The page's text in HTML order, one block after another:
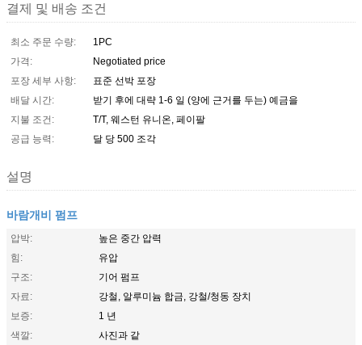
결제 및 배송 조건
최소 주문 수량:
1PC
가격:
Negotiated price
포장 세부 사항:
표준 선박 포장
배달 시간:
받기 후에 대략 1-6 일 (양에 근거를 두는) 예금을
지불 조건:
T/T, 웨스턴 유니온, 페이팔
공급 능력:
달 당 500 조각
설명
바람개비 펌프
압박:
높은 중간 압력
힘:
유압
구조:
기어 펌프
자료:
강철, 알루미늄 합금, 강철/청동 장치
보증:
1 년
색깔:
사진과 같